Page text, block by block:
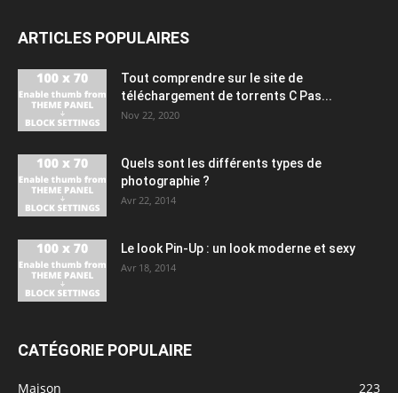
ARTICLES POPULAIRES
Tout comprendre sur le site de
téléchargement de torrents C Pas...
Nov 22, 2020
Quels sont les différents types de
photographie ?
Avr 22, 2014
Le look Pin-Up : un look moderne et sexy
Avr 18, 2014
CATÉGORIE POPULAIRE
Maison
223